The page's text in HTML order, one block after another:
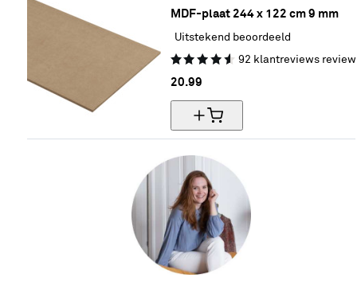
MDF-plaat 244 x 122 cm 9 mm
Uitstekend beoordeeld
92 klantreviews
20.99